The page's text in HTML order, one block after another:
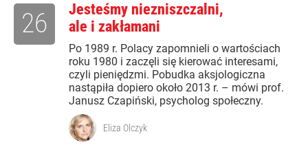
Jesteśmy niezniszczalni,
ale i zakłamani
Po 1989 r. Polacy zapomnieli o wartościach
roku 1980 i zaczęli się kierować interesami,
czyli pieniędzmi. Pobudka aksjologiczna
nastąpiła dopiero około 2013 r. – mówi prof.
Janusz Czapiński, psycholog społeczny.
26
Eliza Olczyk